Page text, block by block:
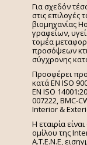
Για σχεδόν
στις επιλογές
βιομηχανίας
γραφείων,
τομέα
προσόψεων
σύγχρονης
Προσφέρει
κατά EN ISO
EN ISO
007222, BMC-
Interior &
Η εταιρία
ομίλου της
Α.Τ.Ε.Ν.Ε,